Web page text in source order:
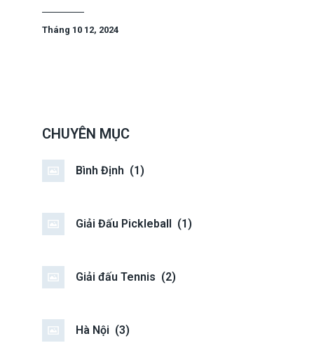
Tháng 10 12, 2024
CHUYÊN MỤC
Bình Định (1)
Giải Đấu Pickleball (1)
Giải đấu Tennis (2)
Hà Nội (3)